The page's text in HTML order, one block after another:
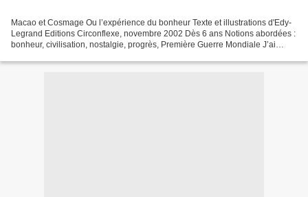
Macao et Cosmage Ou l’expérience du bonheur Texte et illustrations d'Edy-
Legrand Editions Circonflexe, novembre 2002 Dès 6 ans Notions abordées :
bonheur, civilisation, nostalgie, progrès, Première Guerre Mondiale J’ai